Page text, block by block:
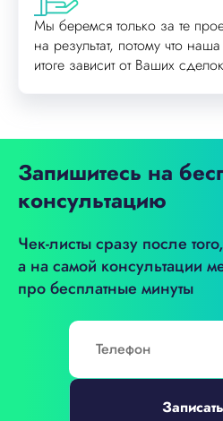
Мы беремся только за те
на результат, потому что
итоге зависит от Ваших
Запишитесь на
консультацию
Чек-листы сразу после
а на самой консультации
про бесплатные минуты